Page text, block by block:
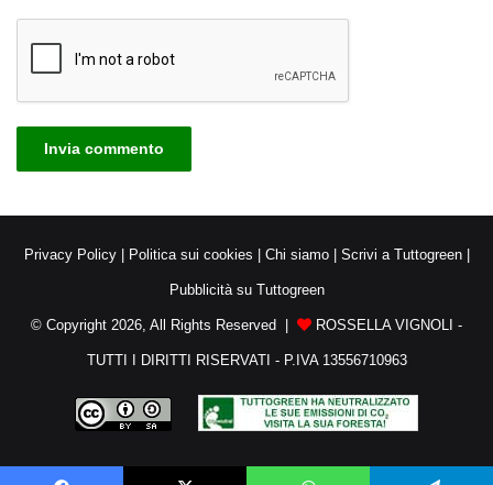
Privacy Policy| Politica sui cookies Chi siamo| Scrivi a Tuttogreen|
Pubblicità su Tuttogreen
© Copyright 2026, All Rights Reserved | ROSSELLA VIGNOLI -
TUTTI I DIRITTI RISERVATI - P.IVA 13556710963